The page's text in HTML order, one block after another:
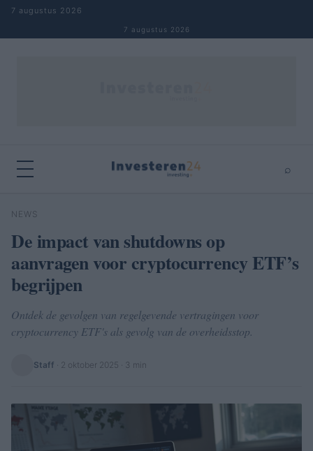
Naar inhoud springen
7 augustus 2026
7 augustus 2026
⌕
Zoeken
NEWS
De impact van shutdowns op
aanvragen voor cryptocurrency ETF’s
begrijpen
Ontdek de gevolgen van regelgevende vertragingen voor
cryptocurrency ETF's als gevolg van de overheidsstop.
Staff 2 oktober 2025 · 3 min